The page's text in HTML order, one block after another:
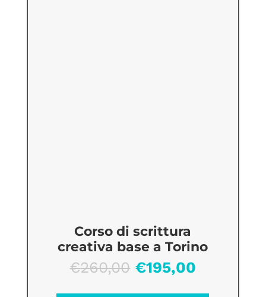
Corso di scrittura
creativa base a Torino
€260,00 Il
€195,00